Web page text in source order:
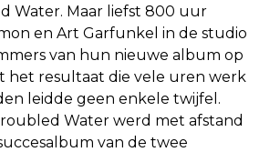
Water. Maar liefst 800 uur
en Art Garfunkel in de studio
van hun nieuwe album op
het resultaat die vele uren werk
leidde geen enkele twijfel.
Water werd met afstand
van de twee